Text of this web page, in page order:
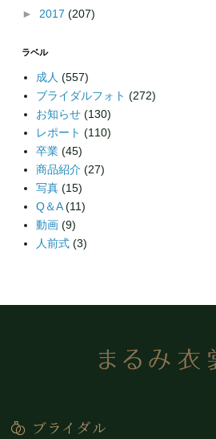
► 2017 (207)
ラベル
成人 (557)
ブライダルフォト (272)
お知らせ (130)
レポート (110)
卒業 (45)
商品紹介 (27)
写真 (15)
Q＆A(11)
動画 (9)
人前式 (3)
ブライダル